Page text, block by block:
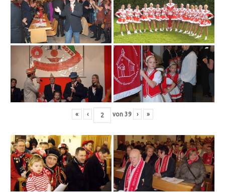
« ‹ von 39 › »